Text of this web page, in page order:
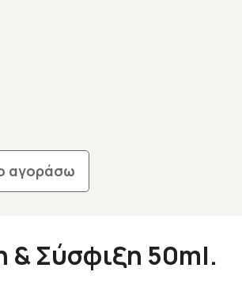
αγοράσω
& Σύσφιξη 50ml.